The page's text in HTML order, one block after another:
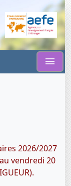
2026/2027
vendredi 20